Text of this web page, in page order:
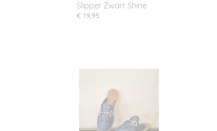
Slipper Zwart Shine
€ 19,95